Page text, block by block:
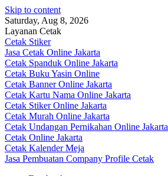
Skip to content
Saturday, Aug 8, 2026
Layanan Cetak
Cetak Stiker
Jasa Cetak Online Jakarta
Cetak Spanduk Online Jakarta
Cetak Buku Yasin Online
Cetak Banner Online Jakarta
Cetak Kartu Nama Online Jakarta
Cetak Stiker Online Jakarta
Cetak Murah Online Jakarta
Cetak Undangan Pernikahan Online Jakarta
Cetak Online Jakarta
Cetak Kalender Meja
Jasa Pembuatan Company Profile Cetak